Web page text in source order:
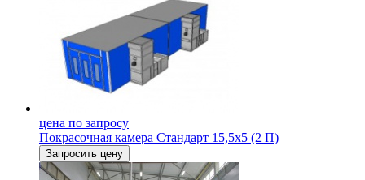
цена по запросу
Покрасочная камера Стандарт 15,5х5 (2 П)
Запросить цену